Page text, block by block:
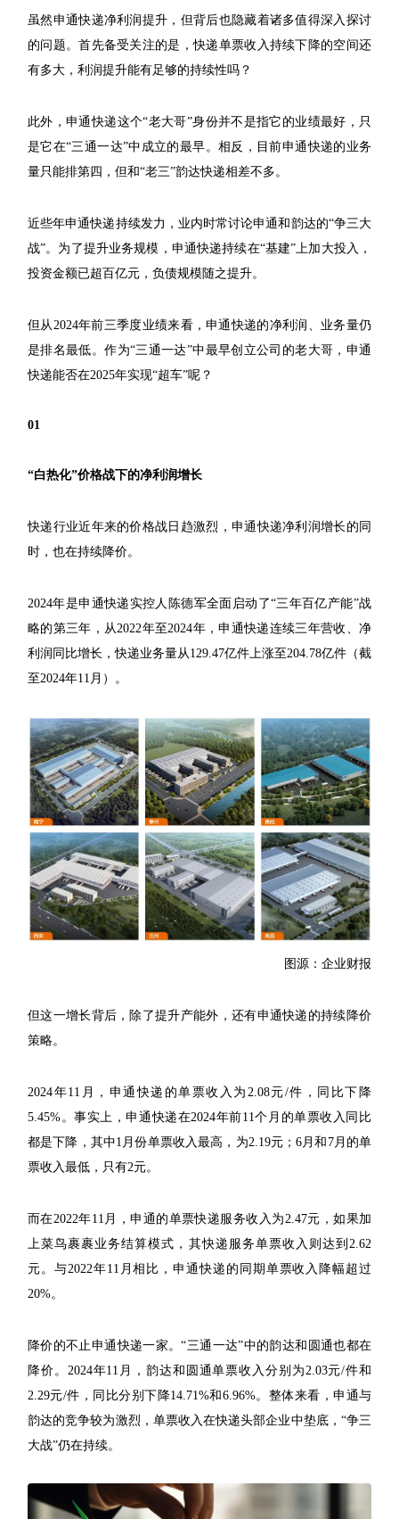
虽然申通快递净利润提升，但背后也隐藏着诸多值得深入探讨
的问题。首先备受关注的是，快递单票收入持续下降的空间还
有多大，利润提升能有足够的持续性吗？
此外，申通快递这个“老大哥”身份并不是指它的业绩最好，只
是它在“三通一达”中成立的最早。相反，目前申通快递的业务
量只能排第四，但和“老三”韵达快递相差不多。
近些年申通快递持续发力，业内时常讨论申通和韵达的“争三大
战”。为了提升业务规模，申通快递持续在“基建”上加大投入，
投资金额已超百亿元，负债规模随之提升。
但从2024年前三季度业绩来看，申通快递的净利润、业务量仍
是排名最低。作为“三通一达”中最早创立公司的老大哥，申通
快递能否在2025年实现“超车”呢？
01
“白热化”价格战下的净利润增长
快递行业近年来的价格战日趋激烈，申通快递净利润增长的同
时，也在持续降价。
2024年是申通快递实控人陈德军全面启动了“三年百亿产能”战
略的第三年，从2022年至2024年，申通快递连续三年营收、净
利润同比增长，快递业务量从129.47亿件上涨至204.78亿件（截
至2024年11月）。
图源：企业财报
但这一增长背后，除了提升产能外，还有申通快递的持续降价
策略。
2024年11月，申通快递的单票收入为2.08元/件，同比下降
5.45%。事实上，申通快递在2024年前11个月的单票收入同比
都是下降，其中1月份单票收入最高，为2.19元；6月和7月的单
票收入最低，只有2元。
而在2022年11月，申通的单票快递服务收入为2.47元，如果加
上菜鸟裹裹业务结算模式，其快递服务单票收入则达到2.62
元。与2022年11月相比，申通快递的同期单票收入降幅超过
20%。
降价的不止申通快递一家。“三通一达”中的韵达和圆通也都在
降价。2024年11月，韵达和圆通单票收入分别为2.03元/件和
2.29元/件，同比分别下降14.71%和6.96%。整体来看，申通与
韵达的竞争较为激烈，单票收入在快递头部企业中垫底，“争三
大战”仍在持续。